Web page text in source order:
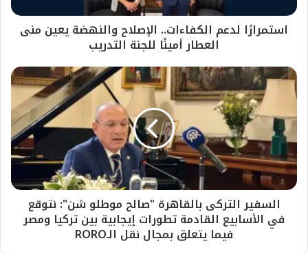
استمرارًا لدعم الكفاءات.. الإصلاح والنهضة يعين منى
العطار أمينًا للجنة التدريب
السفير التركى بالقاهرة "صالح موطلو شن": نتوقع
في الأسابيع القادمة تطورات إيجابية بين تركيا ومصر
فيما يتعلق بمجال نقل الـRORO